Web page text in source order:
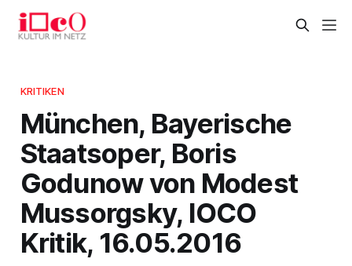
KRITIKEN
München, Bayerische
Staatsoper, Boris
Godunow von Modest
Mussorgsky, IOCO
Kritik, 16.05.2016